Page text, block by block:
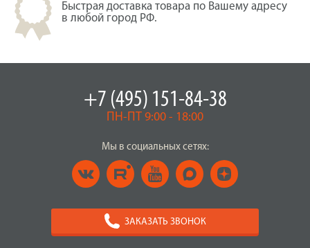
Быстрая доставка товара по Вашему адресу
в любой город РФ.
+7 (495) 151-84-38
ПН-ПТ 9:00 - 18:00
Мы в социальных сетях:
ЗАКАЗАТЬ ЗВОНОК